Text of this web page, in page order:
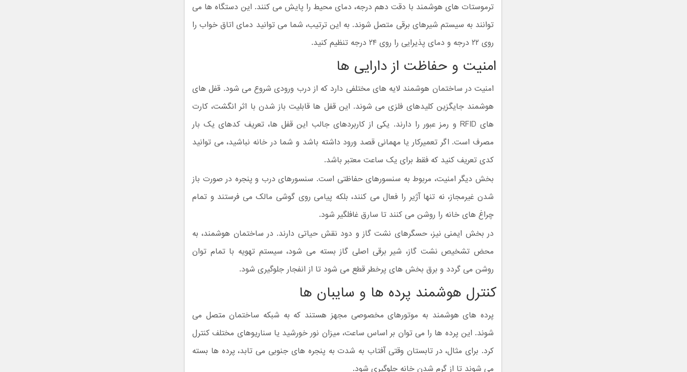
ترموستات های هوشمند با دقت دهم درجه، دمای محیط را پایش می کنند. این دستگاه ها می
توانند به سیستم شیرهای برقی متصل شوند. به این ترتیب، شما می توانید دمای اتاق خواب را
روی ۲۲ درجه و دمای پذیرایی را روی ۲۴ درجه تنظیم کنید.
امنیت و حفاظت از دارایی ها
امنیت در ساختمان هوشمند لایه های مختلفی دارد که از درب ورودی شروع می شود. قفل های
هوشمند جایگزین کلیدهای فلزی می شوند. این قفل ها قابلیت باز شدن با اثر انگشت، کارت
های RFID و رمز عبور را دارند. یکی از کاربردهای جالب این قفل ها، تعریف کدهای یک بار
مصرف است. اگر تعمیرکار یا مهمانی قصد ورود داشته باشد و شما در خانه نباشید، می توانید
کدی تعریف کنید که فقط برای یک ساعت معتبر باشد.
بخش دیگر امنیت، مربوط به سنسورهای حفاظتی است. سنسورهای درب و پنجره در صورت باز
شدن غیرمجاز، نه تنها آژیر را فعال می کنند، بلکه پیامی روی گوشی مالک می فرستند و تمام
چراغ های خانه را روشن می کنند تا سارق غافلگیر شود.
در بخش ایمنی نیز، حسگرهای نشت گاز و دود نقش حیاتی دارند. در ساختمان هوشمند، به
محض تشخیص نشت گاز، شیر برقی اصلی گاز بسته می شود، سیستم تهویه با تمام توان
روشن می گردد و برق بخش های پرخطر قطع می شود تا از انفجار جلوگیری شود.
کنترل هوشمند پرده ها و سایبان ها
پرده های هوشمند به موتورهای مخصوصی مجهز هستند که به شبکه ساختمان متصل می
شوند. این پرده ها را می توان بر اساس ساعت، میزان نور خورشید یا سناریوهای مختلف کنترل
کرد. برای مثال، در تابستان وقتی آفتاب به شدت به پنجره های جنوبی می تابد، پرده ها بسته
می شوند تا از گرم شدن خانه جلوگیری شود.